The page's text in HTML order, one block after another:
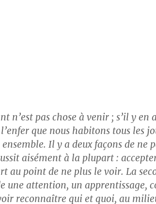
n’est pas chose à venir ; s’il y en
que nous habitons tous les
Il y a deux façons de ne
aisément à la plupart :
au point de ne plus le voir. La
une attention, un apprentissage,
reconnaître qui et quoi, au